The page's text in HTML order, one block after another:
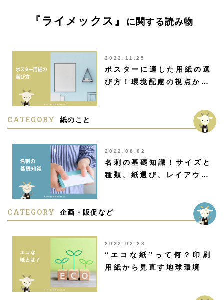
『ライメックス』 に関する読み物
2022.11.25
ポスターに適した用紙の選
び方！環境配慮の視点か…
CATEGORY 紙のこと
2022.08.02
名刺の基礎知識！サイズと
種類、紙選び、レイアウ…
CATEGORY 企画・販促など
2022.02.28
“エコな紙”って何？印刷
用紙から見直す地球環境